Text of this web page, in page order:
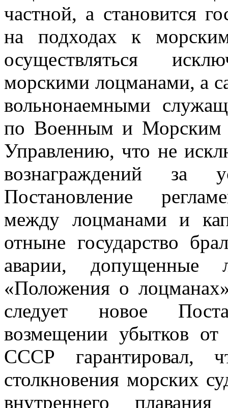
частной, а становится
на подходах к
осуществляться
морскими лоцманами, а
вольнонаемными
по Военным и Морским
Управлению, что не
вознаграждений за
Постановление
между лоцманами и
отныне государство
аварии, допущенные
«Положения о
следует новое
возмещении убытков от
СССР гарантировал,
столкновения морских
внутреннего